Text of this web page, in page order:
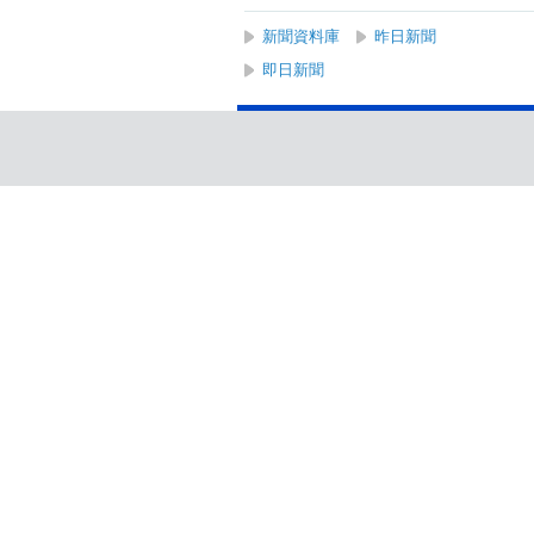
新聞資料庫 昨日新聞
即日新聞